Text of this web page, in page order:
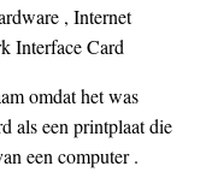
, Internet
Interface Card
omdat het was
als een printplaat die
een computer .